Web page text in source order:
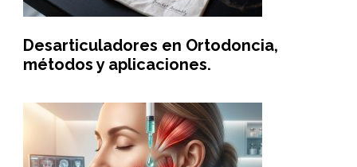
Desarticuladores en Ortodoncia,
métodos y aplicaciones.